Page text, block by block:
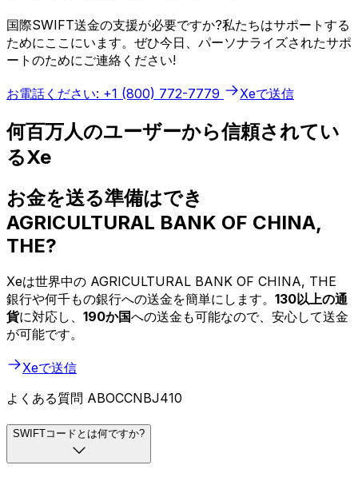
国際SWIFT送金の支援が必要ですか?私たちはサポートする
ためにここにいます。ぜひ今日、パーソナライズされたサポ
ートのためにご連絡ください!
お電話ください: +1 (800) 772-7779 Xeで送信
何百万人のユーザーから信頼されてい
るXe
お金を送る準備はでき
AGRICULTURAL BANK OF CHINA,
THE?
Xeは世界中の AGRICULTURAL BANK OF CHINA, THE
銀行や何千もの銀行への送金を簡単にします。 130以上の通
貨に対応し、 190か国への送金も可能なので、安心して送金
が可能です。
Xeで送信
よくある質問 ABOCCNBJ410
SWIFTコードとは何ですか?